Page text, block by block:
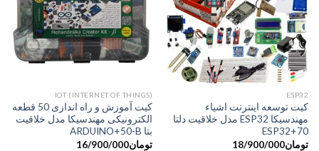
ESP32
کیت توسعه اینترنت اشیاء
مهندسیکا ESP32 مدل خلاقیت دلتا
ESP32+70
تومان18/900/000
IOT (INTERNET OF THINGS)
کیت آموزش و راه اندازی 50 قطعه
الکترونیکی مهندسیکا مدل خلاقیت
بتا ARDUINO+50-B
تومان16/900/000